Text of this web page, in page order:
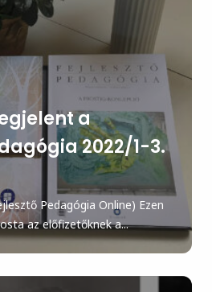
a
2022/1-3.
Pedagógia Online) Ezen
az előfizetőknek a...